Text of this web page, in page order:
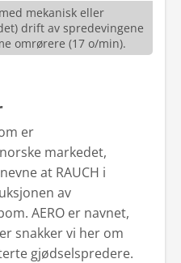
med mekanisk eller
drift av spredevingene
omrørere (17 o/min).
er
markedet,
at RAUCH i
av
AERO er navnet,
snakker vi her om
gjødselspredere.